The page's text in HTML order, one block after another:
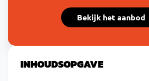
Bekijk het aanbod
INHOUDSOPGAVE